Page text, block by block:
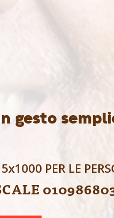
gesto
PER LE